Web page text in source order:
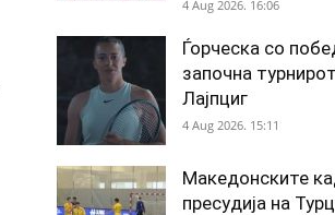
4 Aug 2026. 16:06
Ѓорческа со
започна
Лајпциг
4 Aug 2026. 15:11
Македонските
пресудија на